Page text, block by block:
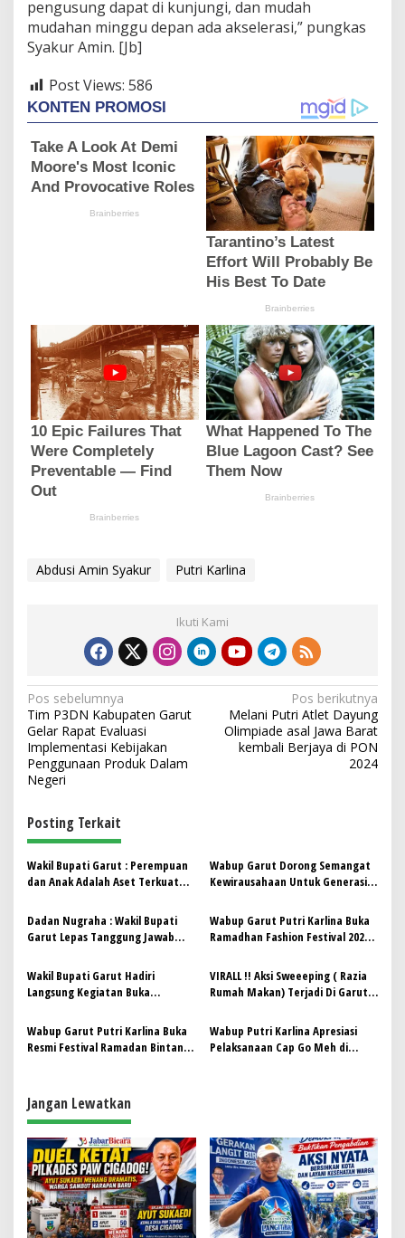
pengusung dapat di kunjungi, dan mudah
mudahan minggu depan ada akselerasi,” pungkas
Syakur Amin. [Jb]
Post Views: 586
Abdusi Amin Syakur Putri Karlina
Ikuti Kami
N
a
v
i
a
s
i
o
Pos sebelumnya
Tim P3DN Kabupaten Garut
Gelar Rapat Evaluasi
Implementasi Kebijakan
Penggunaan Produk Dalam
Negeri
Pos berikutnya
Melani Putri Atlet Dayung
Olimpiade asal Jawa Barat
kembali Berjaya di PON
2024
Posting Terkait
Wakil Bupati Garut : Perempuan
dan Anak Adalah Aset Terkuat
Wabup Garut Dorong Semangat
Kewirausahaan Untuk Generasi
Dadan Nugraha : Wakil Bupati
Garut Lepas Tanggung Jawab
Surat Persetujuan Bangunan
Gedung PBG Wisata Salegar
Wabup Garut Putri Karlina Buka
Ramadhan Fashion Festival 2025,
Kreatif
Wakil Bupati Garut Hadiri
Langsung Kegiatan Buka
FKKG dan Forum Lintas Agama
VIRALL !! Aksi Sweeeping ( Razia
Rumah Makan) Terjadi Di Garut,
Bicara
Wabup Garut Putri Karlina Buka
Resmi Festival Ramadan Bintang
Wabup Putri Karlina Apresiasi
Pelaksanaan Cap Go Meh di
Jangan Lewatkan